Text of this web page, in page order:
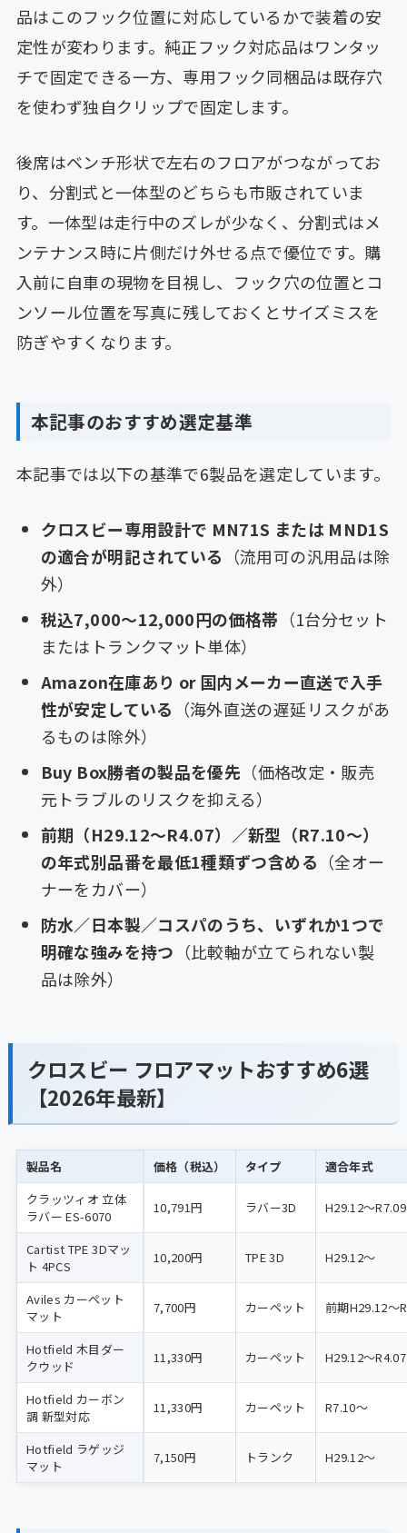
品はこのフック位置に対応しているかで装着の安
定性が変わります。純正フック対応品はワンタッ
チで固定できる一方、専用フック同梱品は既存穴
を使わず独自クリップで固定します。
後席はベンチ形状で左右のフロアがつながってお
り、分割式と一体型のどちらも市販されていま
す。一体型は走行中のズレが少なく、分割式はメ
ンテナンス時に片側だけ外せる点で優位です。購
入前に自車の現物を目視し、フック穴の位置とコ
ンソール位置を写真に残しておくとサイズミスを
防ぎやすくなります。
本記事のおすすめ選定基準
本記事では以下の基準で6製品を選定しています。
クロスビー専用設計で MN71S または MND1S
の適合が明記されている （流用可の汎用品は除
外）
税込7,000〜12,000円の価格帯 （1台分セット
またはトランクマット単体）
Amazon在庫あり or 国内メーカー直送で入手
性が安定している （海外直送の遅延リスクがあ
るものは除外）
Buy Box勝者の製品を優先 （価格改定・販売
元トラブルのリスクを抑える）
前期（H29.12〜R4.07）／新型（R7.10〜）
の年式別品番を最低1種類ずつ含める （全オー
ナーをカバー）
防水／日本製／コスパのうち、いずれか1つで
明確な強みを持つ （比較軸が立てられない製
品は除外）
クロスビー フロアマットおすすめ6選
【2026年最新】
製品名 価格（税込） タイプ
適合年式
クラッツィオ 立体
ラバー ES-6070
10,791円 ラバー3D H29.12〜R7.09
Cartist TPE 3Dマッ
ト 4PCS
10,200円 TPE 3D H29.12〜
Aviles カーペット
マット
7,700円 カーペット 前期H29.12〜
Hotfield 木目ダー
クウッド
11,330円 カーペット H29.12〜R4.07
Hotfield カーボン
調 新型対応
11,330円 カーペット R7.10〜
Hotfield ラゲッジ
マット
7,150円 トランク H29.12〜